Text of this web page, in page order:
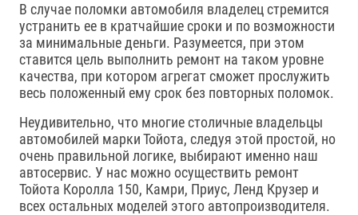
В случае поломки автомобиля владелец стремится
устранить ее в кратчайшие сроки и по возможности
за минимальные деньги. Разумеется, при этом
ставится цель выполнить ремонт на таком уровне
качества, при котором агрегат сможет прослужить
весь положенный ему срок без повторных поломок.
Неудивительно, что многие столичные владельцы
автомобилей марки Тойота, следуя этой простой, но
очень правильной логике, выбирают именно наш
автосервис. У нас можно осуществить ремонт
Тойота Королла 150, Камри, Приус, Ленд Крузер и
всех остальных моделей этого автопроизводителя.